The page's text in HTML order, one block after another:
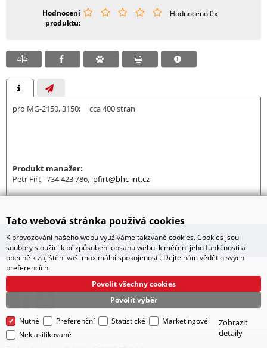
Hodnocení
produktu
Hodnoceno 0x
pro MG-2150, 3150; cca 400 stran
Produkt manažer:
Petr Fiřt, 734 423 786, pfirt@bhc-int.cz
Technické oddělení: +420 321 737 045
Obchodní oddělení: +420 321 737 043
BHC eshop
Tato webová stránka používá cookies
K provozování našeho webu využíváme takzvané cookies. Cookies jsou
soubory sloužící k přizpůsobení obsahu webu, k měření jeho funkčnosti a
obecně k zajištění vaší maximální spokojenosti. Dejte nám vědět o svých
preferencích.
Povolit výběr
Povolit všechny cookies
Nutné Preferenční Statistické
Marketingové
Neklasifikované
Zobrazit
detaily